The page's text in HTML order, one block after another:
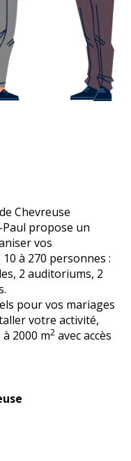
Chevreuse
Paul propose un
vos
à 270 personnes :
2 auditoriums, 2
pour vos mariages
votre activité,
2000 m2 avec accès